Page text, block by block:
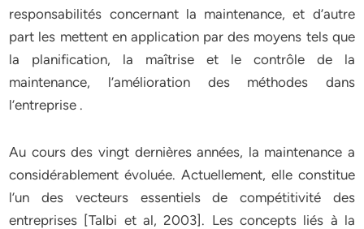
responsabilités concernant la maintenance, et d’autre
part les mettent en application par des moyens tels que
la planification, la maîtrise et le contrôle de la
maintenance, l’amélioration des méthodes dans
l’entreprise .
Au cours des vingt dernières années, la maintenance a
considérablement évoluée. Actuellement, elle constitue
l’un des vecteurs essentiels de compétitivité des
entreprises [Talbi et al, 2003]. Les concepts liés à la